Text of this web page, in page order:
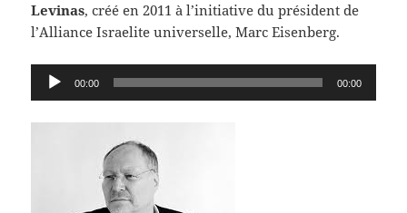
Levinas, créé en 2011 à l’initiative du président de
l’Alliance Israelite universelle, Marc Eisenberg.
Lecteur
audio
00:00 00:00